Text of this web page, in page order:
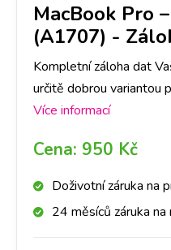
MacBook Pro
(A1707) -
Kompletní záloha dat
určitě dobrou variantou
přehrávání telefonu či
Vašeho přístroje.
máte uložen. Máte-li
si s sebou vzít externí
Více informací
Cena: 950 Kč
Doživotní záruka na
24 měsíců záruka na